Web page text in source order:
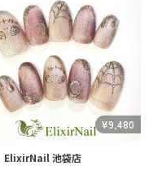
¥9,480
ElixirNail 池袋店